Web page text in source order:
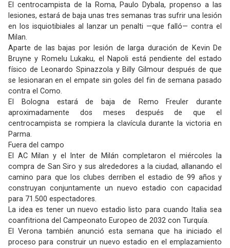
El centrocampista de la Roma, Paulo Dybala, propenso a las
lesiones, estará de baja unas tres semanas tras sufrir una lesión
en los isquiotibiales al lanzar un penalti —que falló— contra el
Milan.
Aparte de las bajas por lesión de larga duración de Kevin De
Bruyne y Romelu Lukaku, el Napoli está pendiente del estado
físico de Leonardo Spinazzola y Billy Gilmour después de que
se lesionaran en el empate sin goles del fin de semana pasado
contra el Como.
El Bologna estará de baja de Remo Freuler durante
aproximadamente dos meses después de que el
centrocampista se rompiera la clavícula durante la victoria en
Parma.
Fuera del campo
El AC Milan y el Inter de Milán completaron el miércoles la
compra de San Siro y sus alrededores a la ciudad, allanando el
camino para que los clubes derriben el estadio de 99 años y
construyan conjuntamente un nuevo estadio con capacidad
para 71.500 espectadores.
La idea es tener un nuevo estadio listo para cuando Italia sea
coanfitriona del Campeonato Europeo de 2032 con Turquía.
El Verona también anunció esta semana que ha iniciado el
proceso para construir un nuevo estadio en el emplazamiento